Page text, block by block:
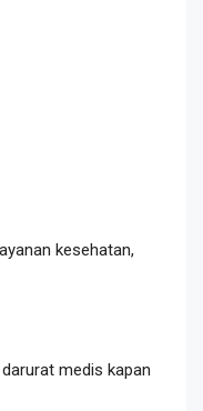
kesehatan,
medis kapan